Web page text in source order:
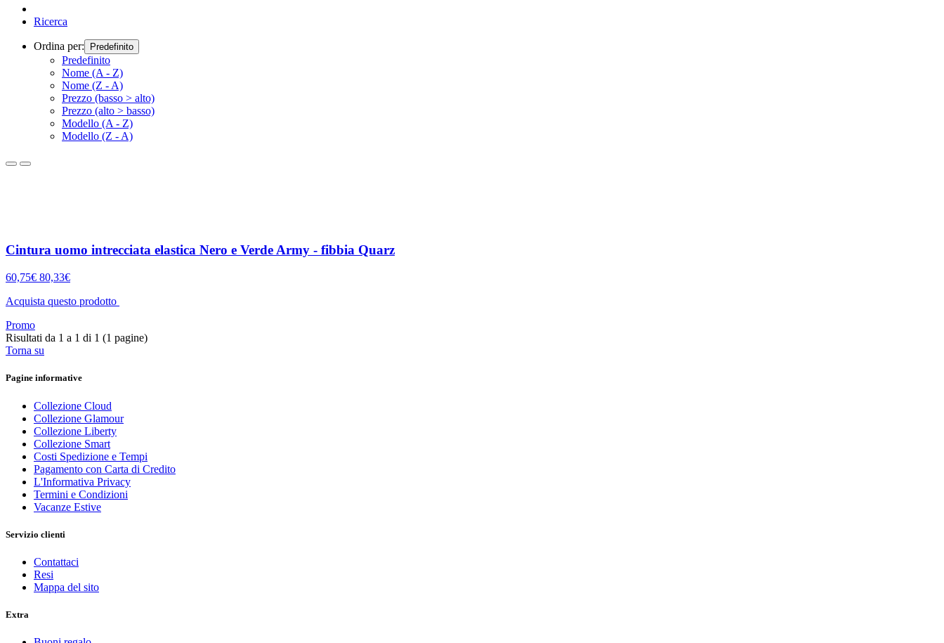
Ricerca
Ordina per: Predefinito
Predefinito
Nome (A - Z)
Nome (Z - A)
Prezzo (basso > alto)
Prezzo (alto > basso)
Modello (A - Z)
Modello (Z - A)
Cintura uomo intrecciata elastica Nero e Verde Army - fibbia Quarz
60,75€ 80,33€
Acquista questo prodotto
Promo
Risultati da 1 a 1 di 1 (1 pagine)
Torna su
Pagine informative
Collezione Cloud
Collezione Glamour
Collezione Liberty
Collezione Smart
Costi Spedizione e Tempi
Pagamento con Carta di Credito
L'Informativa Privacy
Termini e Condizioni
Vacanze Estive
Servizio clienti
Contattaci
Resi
Mappa del sito
Extra